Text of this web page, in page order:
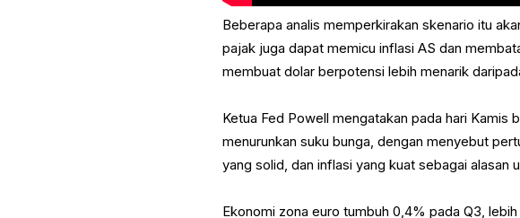
Beberapa analis memperkirakan skenario itu
pajak juga dapat memicu inflasi AS dan
membuat dolar berpotensi lebih menarik
Ketua Fed Powell mengatakan pada hari Kamis
menurunkan suku bunga, dengan menyebut
yang solid, dan inflasi yang kuat sebagai
Ekonomi zona euro tumbuh 0,4% pada Q3,